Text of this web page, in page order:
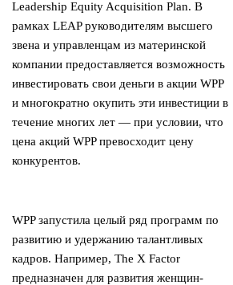
Leadership Equity Acquisition Plan. В
рамках LEAP руководителям высшего
звена и управленцам из материнской
компании предоставляется возможность
инвестировать свои деньги в акции WPP
и многократно окупить эти инвестиции в
течение многих лет — при условии, что
цена акций WPP превосходит цену
конкурентов.
WPP запустила целый ряд программ по
развитию и удержанию талантливых
кадров. Например, The X Factor
предназначен для развития женщин-